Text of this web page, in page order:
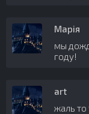
Марія
мы
году!
art
жаль то